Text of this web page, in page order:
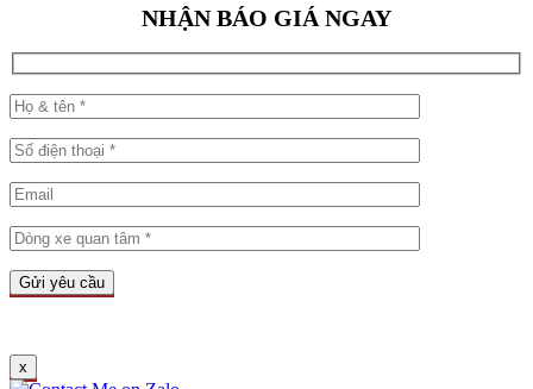
NHẬN BÁO GIÁ NGAY
x